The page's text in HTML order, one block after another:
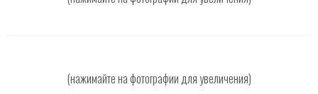
(нажимайте на фотографии для увеличения)